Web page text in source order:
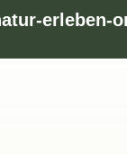
erleben-